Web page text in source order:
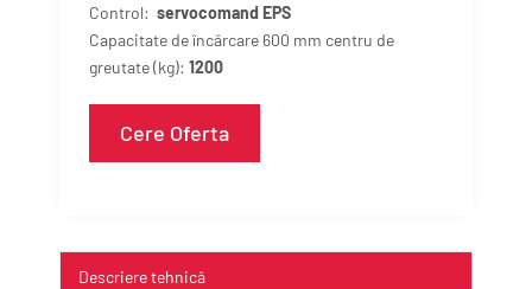
Control: servocomand EPS
Capacitate de încărcare 600 mm centru de
greutate (kg): 1200
Cere Oferta
Descriere tehnică